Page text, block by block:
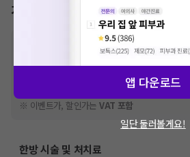
가격표
비급여 항목의 경우,추가비용 등으로 실제 가
한 가격은 해당 의료기관에 직접 문의해주세요.
※급여 항목의 경우,건강보험심사평가원에 고
격입니다. (진료와 연관된 복합적인 비용이 추가
산정될 수 있는 점 참고 바랍니다.)
※ 이벤트가, 할인가는VAT 포함
한방 시술 및 처치료
앱 다운로드
일단 둘러볼게요!